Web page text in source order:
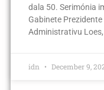
dala 50. Serimónia
Gabinete
Administrativu
idn December 9,